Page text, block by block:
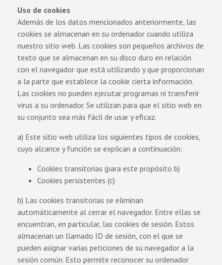
Uso de cookies
Además de los datos mencionados anteriormente, las
cookies se almacenan en su ordenador cuando utiliza
nuestro sitio web. Las cookies son pequeños archivos de
texto que se almacenan en su disco duro en relación
con el navegador que está utilizando y que proporcionan
a la parte que establece la cookie cierta información.
Las cookies no pueden ejecutar programas ni transferir
virus a su ordenador. Se utilizan para que el sitio web en
su conjunto sea más fácil de usar y eficaz.
a) Este sitio web utiliza los siguientes tipos de cookies,
cuyo alcance y función se explican a continuación:
Cookies transitorias (para este propósito b)
Cookies persistentes (c)
b) Las cookies transitorias se eliminan
automáticamente al cerrar el navegador. Entre ellas se
encuentran, en particular, las cookies de sesión. Estos
almacenan un llamado ID de sesión, con el que se
pueden asignar varias peticiones de su navegador a la
sesión común. Esto permite reconocer su ordenador